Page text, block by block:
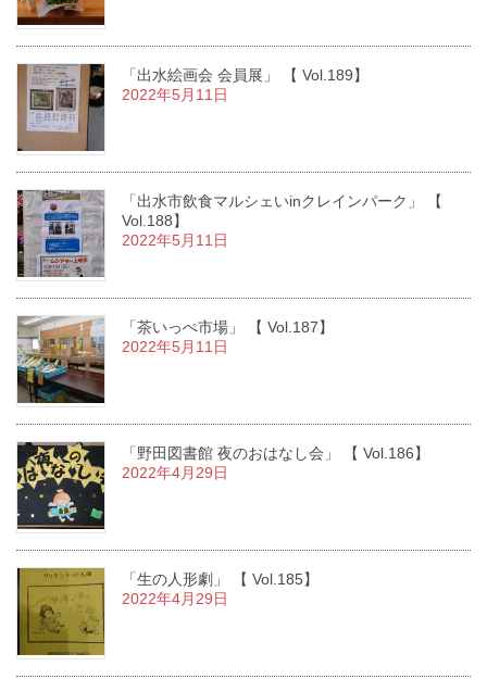
「出水絵画会 会員展」 【 Vol.189】
2022年5月11日
「出水市飲食マルシェいinクレインパーク」 【
Vol.188】
2022年5月11日
「茶いっぺ市場」 【 Vol.187】
2022年5月11日
「野田図書館 夜のおはなし会」 【 Vol.186】
2022年4月29日
「生の人形劇」 【 Vol.185】
2022年4月29日